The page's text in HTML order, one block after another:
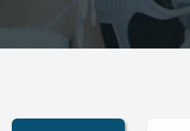
de sustentabilidade e
o mundo, ao serviço da cultura
das comunidades.